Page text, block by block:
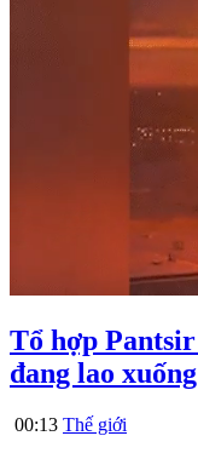
Tổ hợp
đang lao
00:13 Thế giới